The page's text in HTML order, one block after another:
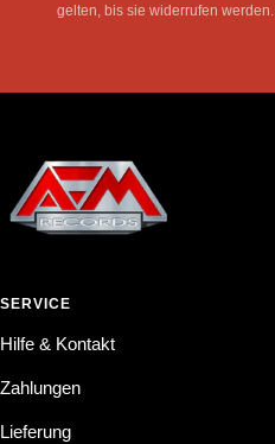
gelten, bis sie widerrufen werden.
SERVICE
Hilfe & Kontakt
Zahlungen
Lieferung